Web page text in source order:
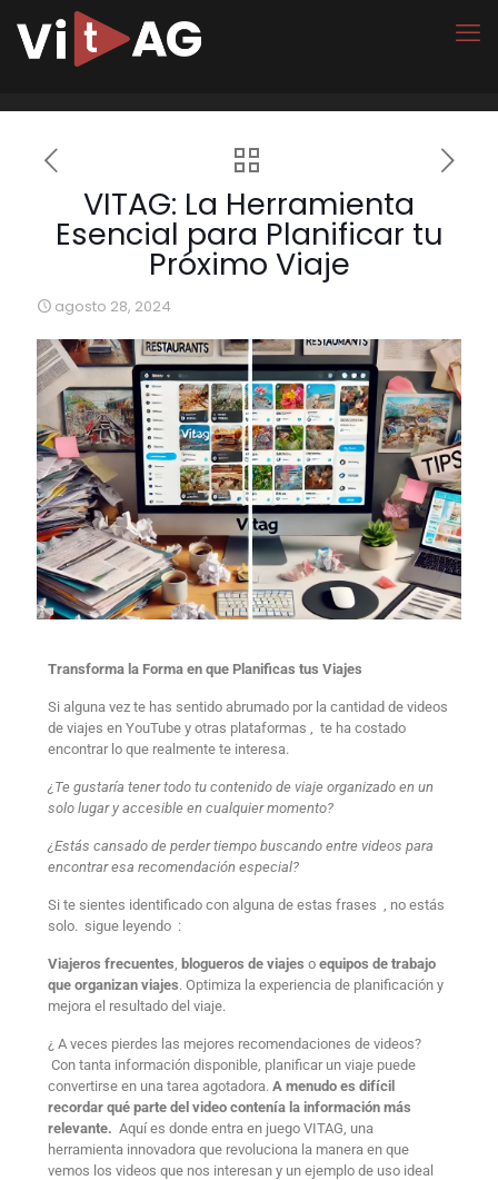
VITAG: La Herramienta
Esencial para Planificar tu
Próximo Viaje
agosto 28, 2024
Transforma la Forma en que Planificas tus Viajes
Si alguna vez te has sentido abrumado por la cantidad de videos
de viajes en YouTube y otras plataformas , te ha costado
encontrar lo que realmente te interesa.
¿Te gustaría tener todo tu contenido de viaje organizado en un
solo lugar y accesible en cualquier momento?
¿Estás cansado de perder tiempo buscando entre videos para
encontrar esa recomendación especial?
Si te sientes identificado con alguna de estas frases , no estás
solo. sigue leyendo :
Viajeros frecuentes blogueros de viajes o equipos de trabajo
que organizan viajes. Optimiza la experiencia de planificación y
mejora el resultado del viaje.
¿ A veces pierdes las mejores recomendaciones de videos?
Con tanta información disponible, planificar un viaje puede
convertirse en una tarea agotadora. A menudo es difícil
recordar qué parte del video contenía la información más
relevante. Aquí es donde entra en juego VITAG, una
herramienta innovadora que revoluciona la manera en que
vemos los videos que nos interesan y un ejemplo de uso ideal